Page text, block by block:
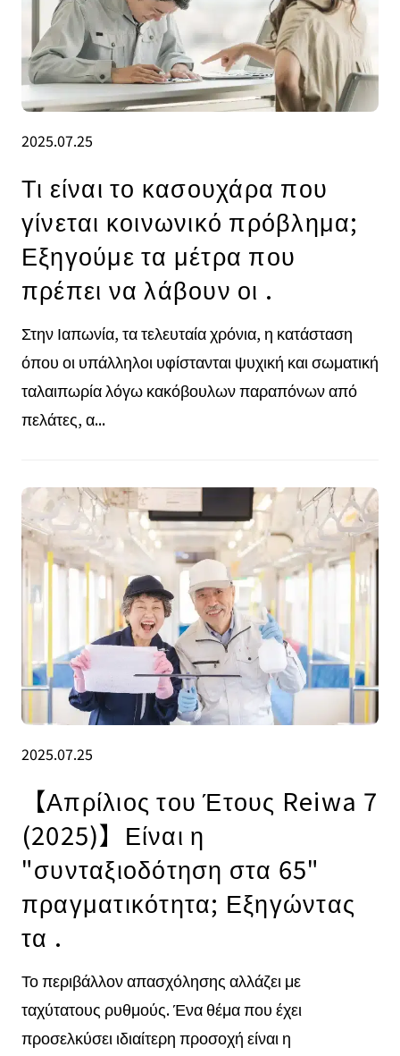
2025.07.25
Τι είναι το κασουχάρα που
γίνεται κοινωνικό πρόβλημα;
Εξηγούμε τα μέτρα που
πρέπει να λάβουν οι .
Στην Ιαπωνία, τα τελευταία χρόνια, η κατάσταση
όπου οι υπάλληλοι υφίστανται ψυχική και σωματική
ταλαιπωρία λόγω κακόβουλων παραπόνων από
πελάτες, α...
2025.07.25
【Απρίλιος του Έτους Reiwa 7
(2025)】Είναι η
"συνταξιοδότηση στα 65"
πραγματικότητα; Εξηγώντας
τα .
Το περιβάλλον απασχόλησης αλλάζει με
ταχύτατους ρυθμούς. Ένα θέμα που έχει
προσελκύσει ιδιαίτερη προσοχή είναι η